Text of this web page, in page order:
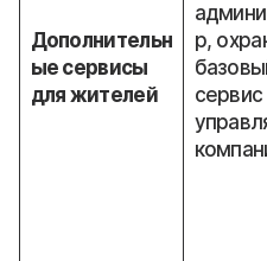
Дополнительн
ые сервисы
для жителей
р,
сервис